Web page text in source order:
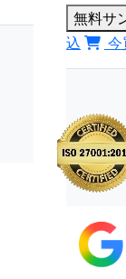
無料サ
込
今